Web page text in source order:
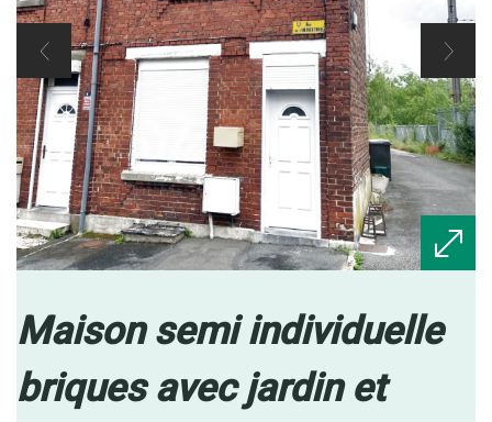
maison semi individuelle
briques avec jardin et